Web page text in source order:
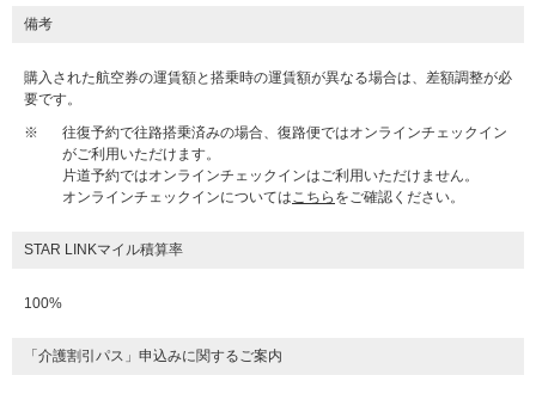
備考
購入された航空券の運賃額と搭乗時の運賃額が異なる場合は、差額調整が必
要です。
※
往復予約で往路搭乗済みの場合、復路便ではオンラインチェックイン
がご利用いただけます。
片道予約ではオンラインチェックインはご利用いただけません。
オンラインチェックインについてはこちら をご確認ください。
STAR LINKマイル積算率
100%
「介護割引パス」申込みに関するご案内